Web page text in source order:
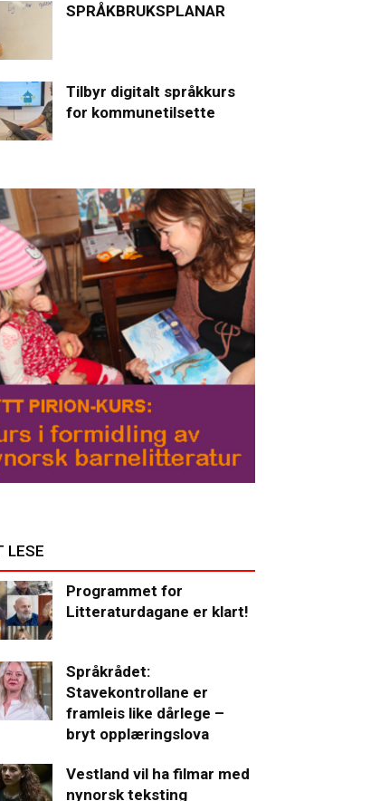
SPRÅKBRUKSPLANAR
Tilbyr digitalt språkkurs
for kommunetilsette
LESE
Programmet for
Litteraturdagane er klart!
Språkrådet:
Stavekontrollane er
framleis like dårlege –
bryt opplæringslova
Vestland vil ha filmar med
nynorsk teksting